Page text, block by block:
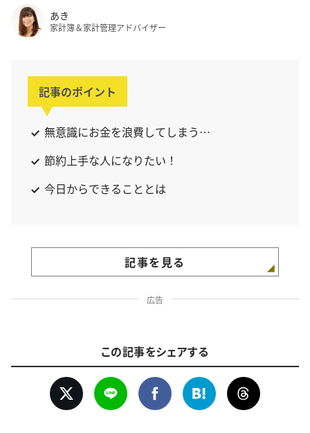
あき
家計簿＆家計管理アドバイザー
記事のポイント
無意識にお金を浪費してしまう…
節約上手な人になりたい！
今日からできることとは
記事を見る
広告
この記事をシェアする